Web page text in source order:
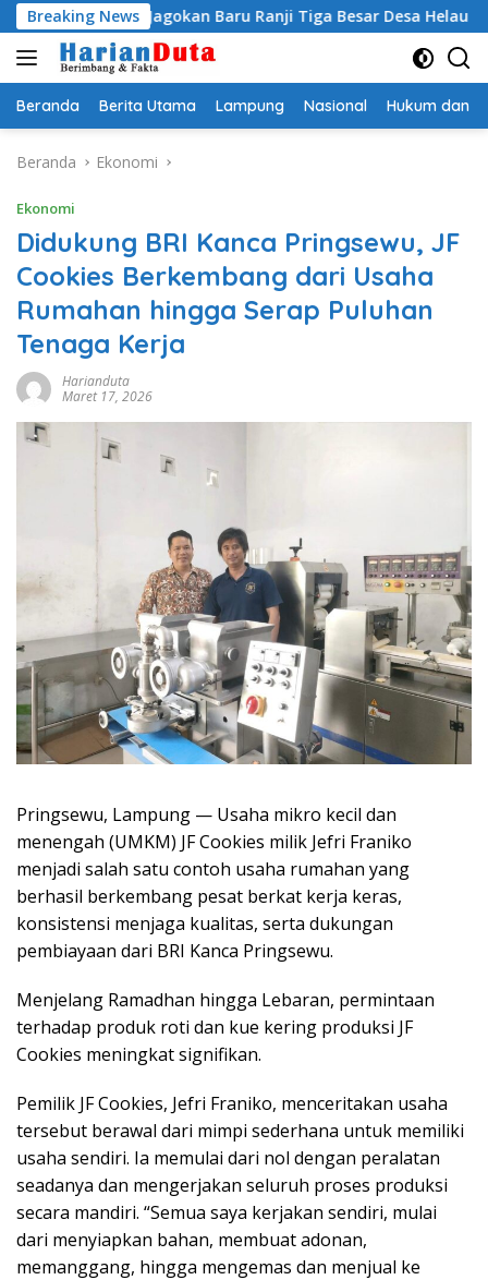
Langsung
ke
konten
Breaking News
Jagokan Baru Ranji Tiga Besar Desa Helau
Beranda Berita Utama Lampung Nasional Hukum dan
Beranda Ekonomi
Ekonomi
Didukung BRI Kanca Pringsewu, JF
Cookies Berkembang dari Usaha
Rumahan hingga Serap Puluhan
Tenaga Kerja
Harianduta
Maret 17, 2026
Pringsewu, Lampung — Usaha mikro kecil dan
menengah (UMKM) JF Cookies milik Jefri Franiko
menjadi salah satu contoh usaha rumahan yang
berhasil berkembang pesat berkat kerja keras,
konsistensi menjaga kualitas, serta dukungan
pembiayaan dari BRI Kanca Pringsewu.
Menjelang Ramadhan hingga Lebaran, permintaan
terhadap produk roti dan kue kering produksi JF
Cookies meningkat signifikan.
Pemilik JF Cookies, Jefri Franiko, menceritakan usaha
tersebut berawal dari mimpi sederhana untuk memiliki
usaha sendiri. Ia memulai dari nol dengan peralatan
seadanya dan mengerjakan seluruh proses produksi
secara mandiri. “Semua saya kerjakan sendiri, mulai
dari menyiapkan bahan, membuat adonan,
memanggang, hingga mengemas dan menjual ke